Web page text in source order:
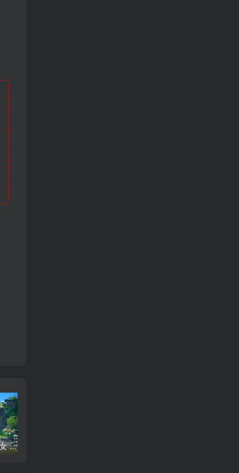
AI少女 1300位少女 捏脸面补数据整合包 总有一位是你想要的